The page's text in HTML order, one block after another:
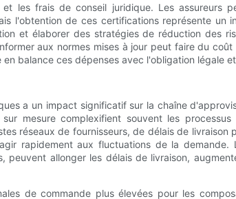
les frais de conseil juridique. Les assureurs
l'obtention de ces certifications représente un
et élaborer des stratégies de réduction des
aux normes mises à jour peut faire du
balance ces dépenses avec l'obligation légale
a un impact significatif sur la chaîne
mesure complexifient souvent les
réseaux de fournisseurs, de délais de
rapidement aux fluctuations de la demande.
allonger les délais de livraison,
de commande plus élevées pour les